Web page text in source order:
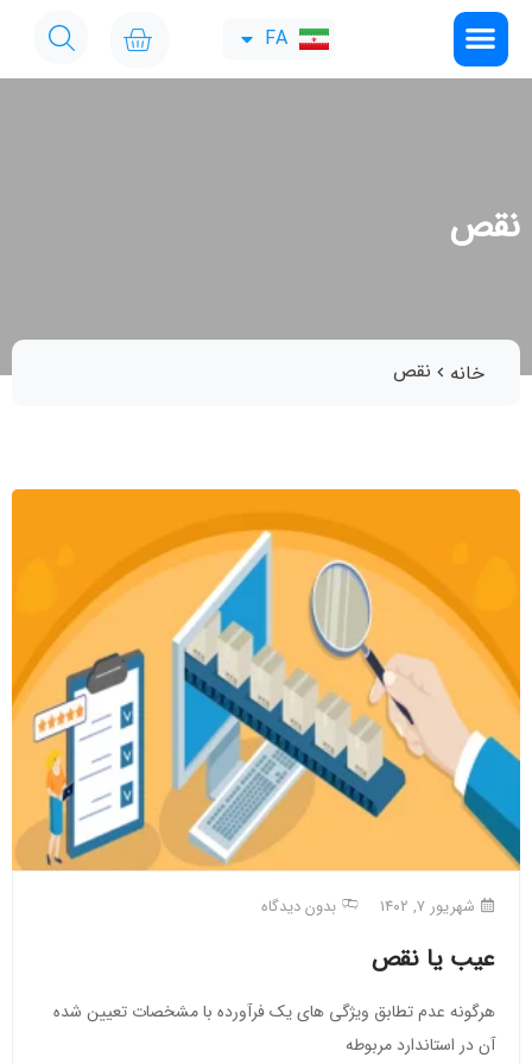
FA
EN
نقص
خانه نقص
شهریور ۷, ۱۴۰۲ بدون دیدگاه
عیب یا نقص
هرگونه عدم تطابق ویژگی های یک فرآورده با مشخصات تعیین شده
آن در استاندارد مربوطه